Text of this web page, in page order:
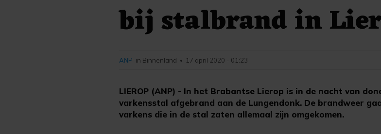
bij stalbrand in
LIEROP (ANP) - In het Brabantse Lierop is in de nacht van
varkensstal afgebrand aan de Lungendonk. De brandweer
varkens die in de stal zaten allemaal zijn omgekomen.
ANP in Binnenland • 17 april 2020 - 01:23